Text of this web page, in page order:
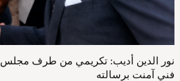
نور الدين أديب: تكريمي من طرف مجلس
فني آمنت برسالته